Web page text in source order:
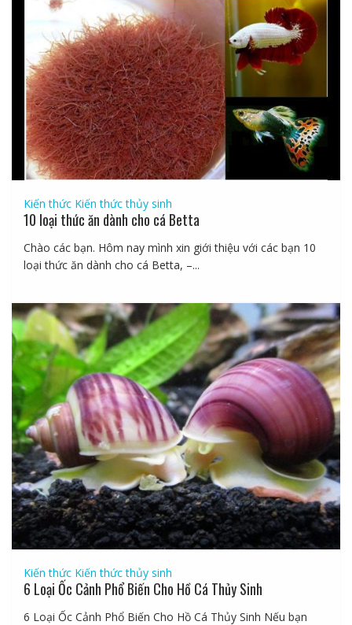
Kiến thức Kiến thức thủy sinh
10 loại thức ăn dành cho cá Betta
Chào các bạn. Hôm nay mình xin giới thiệu với các bạn 10
loại thức ăn dành cho cá Betta, –...
Kiến thức Kiến thức thủy sinh
6 Loại Ốc Cảnh Phổ Biến Cho Hồ Cá Thủy Sinh
6 Loại Ốc Cảnh Phổ Biến Cho Hồ Cá Thủy Sinh Nếu bạn